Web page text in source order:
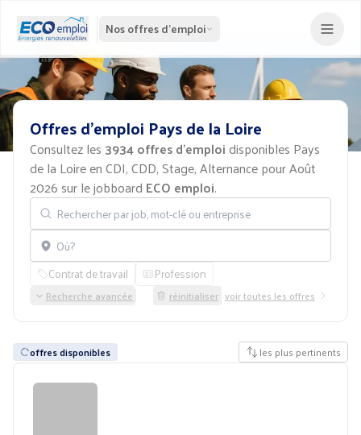
Nos offres d'emploi
Offresd'emploi Paysdela Loire
Consultez les 3934 offres d'emploi disponibles Pays
de la Loire en CDI, CDD, Stage, Alternance pour Août
2026 sur le jobboard ECO emploi.
Rechercher par job, mot-clé ou entreprise
Localisation
Contrat de travail Profession
Recherche avancée réinitialiser voir toutes les offres
offres disponibles les plus pertinents